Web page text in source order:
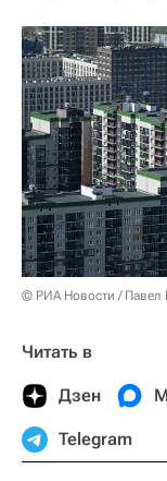
© РИА Новости / Павел
Читать в
Дзен
Telegram